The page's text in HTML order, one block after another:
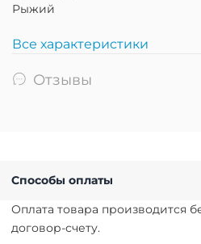
Рыжий
Все характеристики
Отзывы
Способы оплаты
Оплата товара производится
договор-счету.